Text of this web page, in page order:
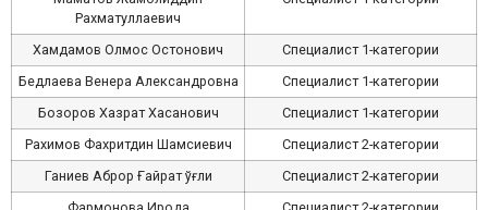
Рахматуллаевич
Хамдамов Олмос Остонович
Специалист 1-категории
Бедлаева Венера Александровна
Специалист 1-категории
Бозоров Хазрат Хасанович
Специалист 1-категории
Рахимов Фахритдин Шамсиевич
Специалист 2-категории
Ганиев Аброр Ғайрат ўғли
Специалист 2-категории